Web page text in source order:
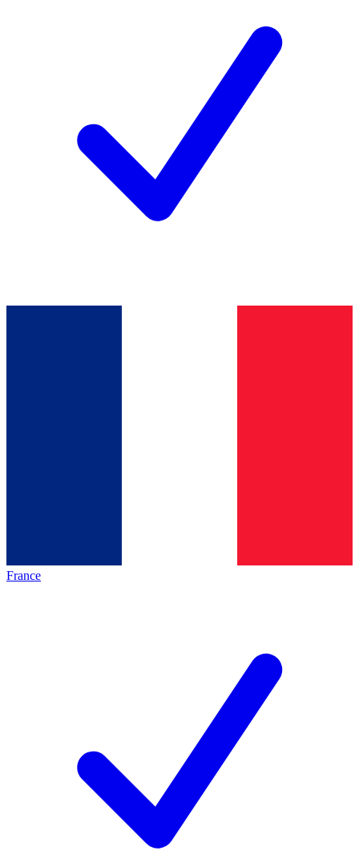
France